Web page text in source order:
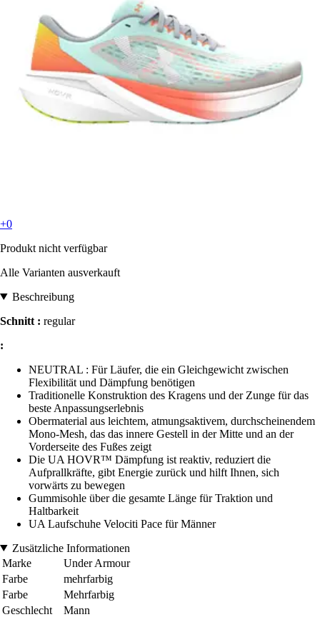
+0
Produkt nicht verfügbar
Alle Varianten ausverkauft
Beschreibung
Schnitt : regular
:
NEUTRAL : Für Läufer, die ein Gleichgewicht zwischen
Flexibilität und Dämpfung benötigen
Traditionelle Konstruktion des Kragens und der Zunge für das
beste Anpassungserlebnis
Obermaterial aus leichtem, atmungsaktivem, durchscheinendem
Mono-Mesh, das das innere Gestell in der Mitte und an der
Vorderseite des Fußes zeigt
Die UA HOVR™ Dämpfung ist reaktiv, reduziert die
Aufprallkräfte, gibt Energie zurück und hilft Ihnen, sich
vorwärts zu bewegen
Gummisohle über die gesamte Länge für Traktion und
Haltbarkeit
UA Laufschuhe Velociti Pace für Männer
Zusätzliche Informationen
Marke
Under Armour
Farbe
mehrfarbig
Farbe
Mehrfarbig
Geschlecht
Mann